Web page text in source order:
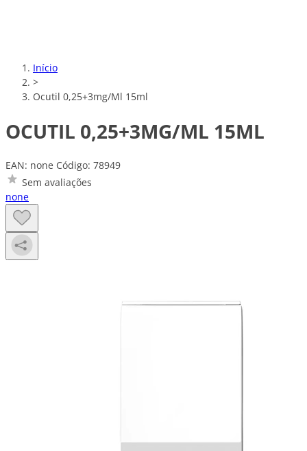
Início
>
Ocutil 0,25+3mg/Ml 15ml
OCUTIL 0,25+3MG/ML 15ML
EAN: none Código: 78949
Sem avaliações
none